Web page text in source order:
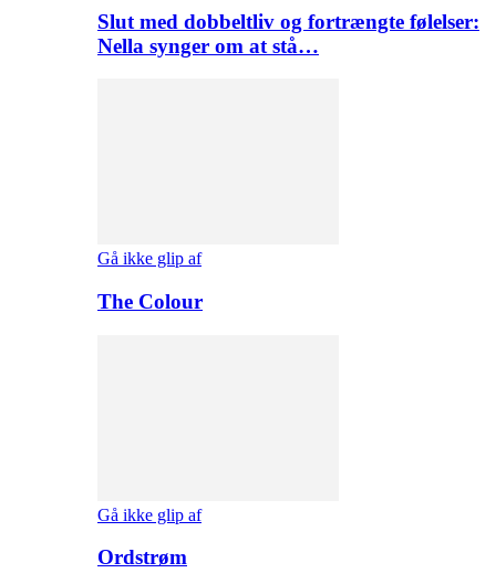
Slut med dobbeltliv og fortrængte følelser:
Nella synger om at stå…
Gå ikke glip af
The Colour
Gå ikke glip af
Ordstrøm